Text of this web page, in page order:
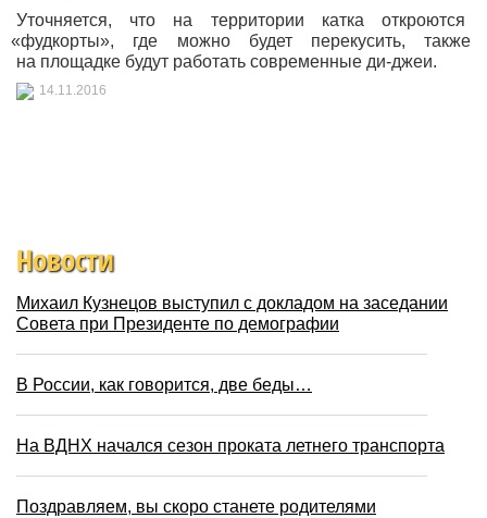
Уточняется, что на территории катка откроются
«фудкорты», где можно будет перекусить, также
на площадке будут работать современные ди-джеи.
14.11.2016
Новости
Михаил Кузнецов выступил с докладом на заседании
Совета при Президенте по демографии
В России, как говорится, две беды…
На ВДНХ начался сезон проката летнего транспорта
Поздравляем, вы скоро станете родителями